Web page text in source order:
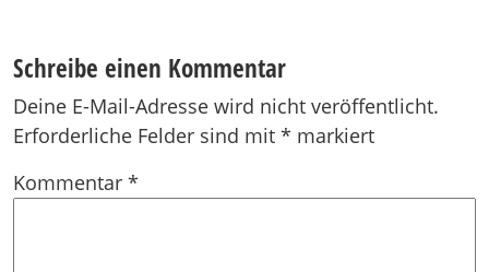
Schreibe einen Kommentar
Deine E-Mail-Adresse wird nicht veröffentlicht.
Erforderliche Felder sind mit * markiert
Kommentar *